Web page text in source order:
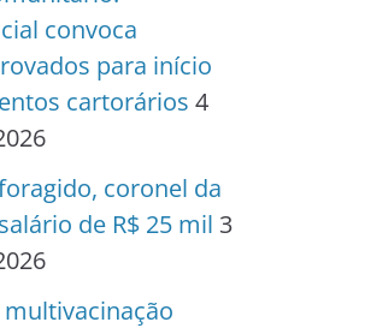
convoca
para início
cartorários 4
coronel da
de R$ 25 mil 3